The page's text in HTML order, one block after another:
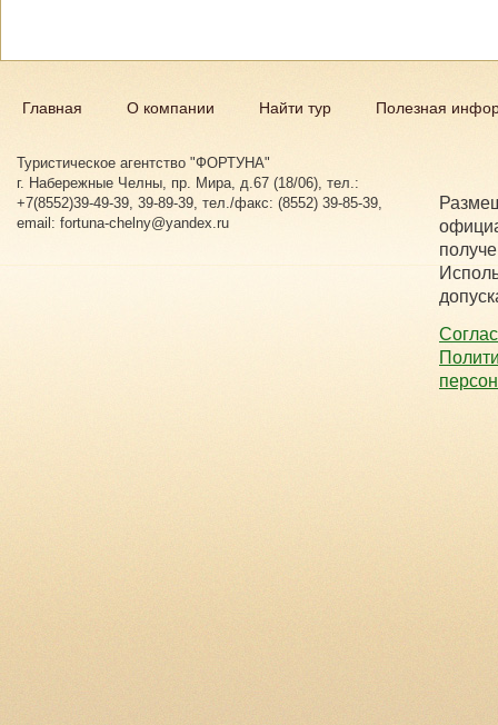
Главная О компании Найти тур Полезная
Туристическое агентство "ФОРТУНА"
г. Набережные Челны, пр. Мира, д.67 (18/06), тел.:
+7(8552)39-49-39, 39-89-39, тел./факс: (8552) 39-85-39,
email: fortuna-chelny@yandex.ru